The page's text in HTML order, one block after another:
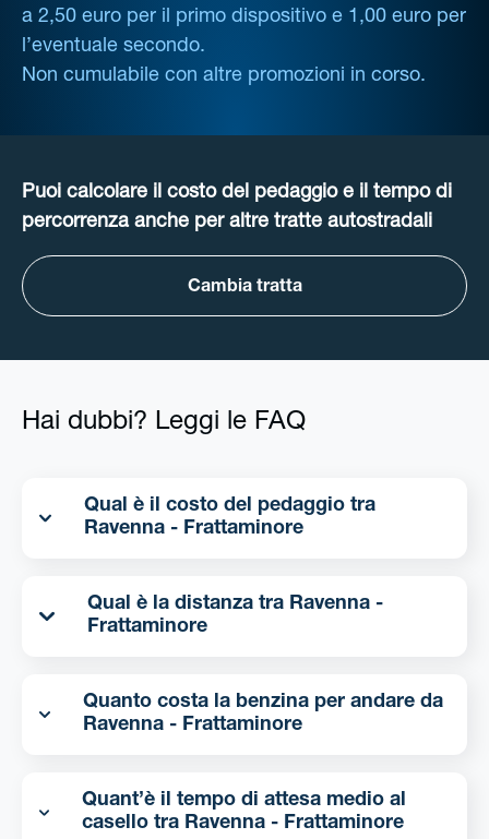
a 2,50 euro per il primo dispositivo e 1,00 euro per
l’eventuale secondo.
Non cumulabile con altre promozioni in corso.
Puoi calcolare il costo del pedaggio e il tempo di
percorrenza anche per altre tratte autostradali
Cambia tratta
Hai dubbi? Leggi le FAQ
Qual è il costo del pedaggio tra
Ravenna - Frattaminore
Qual è la distanza tra Ravenna -
Frattaminore
Quanto costa la benzina per andare da
Ravenna - Frattaminore
Quant’è il tempo di attesa medio al
casello tra Ravenna - Frattaminore